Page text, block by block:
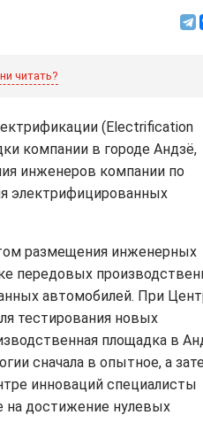
читать?
(Electrification
компании в городе Андзё,
инженеров компании по
электрифицированных
размещения инженерных
передовых
автомобилей. При
тестирования новых
площадка в
сначала в опытное, а
инноваций специалисты
на достижение нулевых